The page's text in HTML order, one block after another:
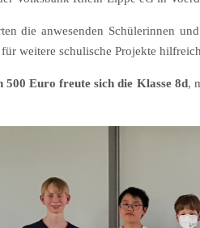
die anwesenden Schülerinnen
weitere schulische Projekte
500 Euro freute sich die Klasse 8d,